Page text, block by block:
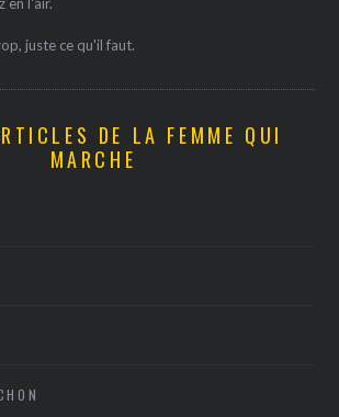
juste ce qu'il faut.
DE LA FEMME QUI
MARCHE